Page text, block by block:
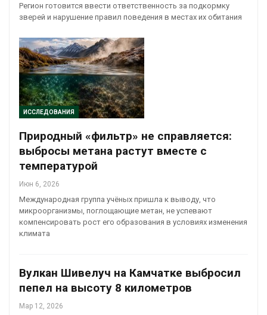
Регион готовится ввести ответственность за подкормку
зверей и нарушение правил поведения в местах их обитания
ИССЛЕДОВАНИЯ
Природный «фильтр» не справляется:
выбросы метана растут вместе с
температурой
Июн 6, 2026
Международная группа учёных пришла к выводу, что
микроорганизмы, поглощающие метан, не успевают
компенсировать рост его образования в условиях изменения
климата
Вулкан Шивелуч на Камчатке выбросил
пепел на высоту 8 километров
Мар 12, 2026